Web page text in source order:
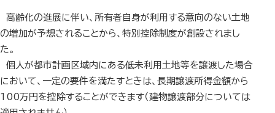
高齢化の進展に伴い、所有者自身が利用する意向のない土地
の増加が予想されることから、特別控除制度が創設されまし
た。
個人が都市計画区域内にある低未利用土地等を譲渡した場合
において、一定の要件を満たすときは、長期譲渡所得金額から
100万円を控除することができます（建物譲渡部分については